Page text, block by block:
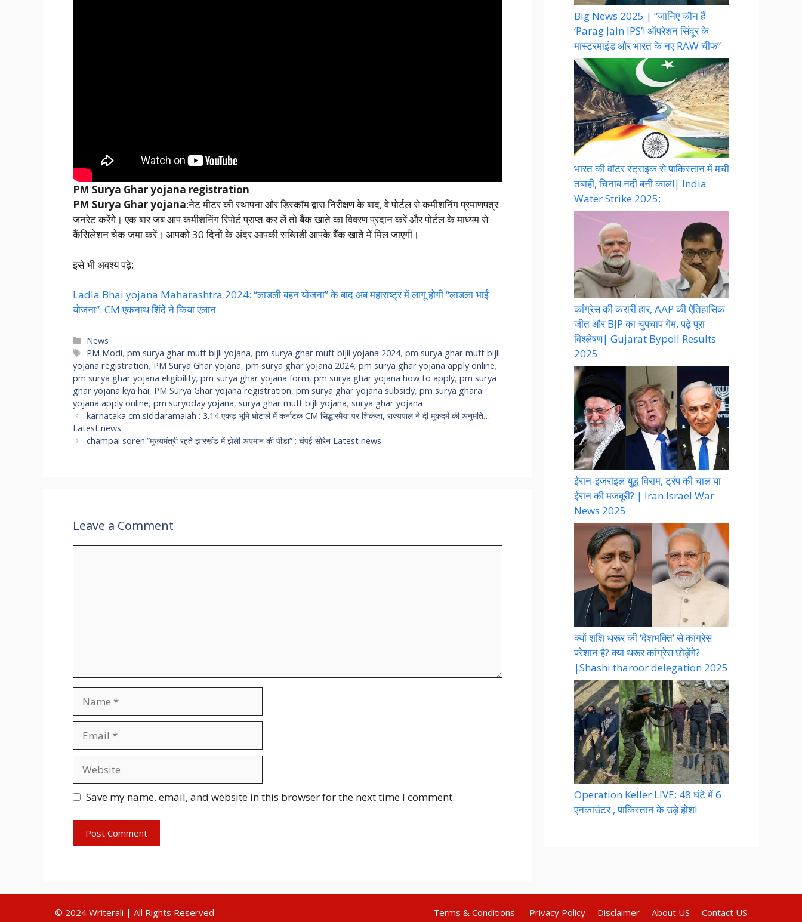
PM Surya Ghar yojana registration
PM Surya Ghar yojana:नेट मीटर की स्थापना और डिस्कॉम द्वारा निरीक्षण के बाद, वे पोर्टल से कमीशनिंग प्रमाणपत्र
जनरेट करेंगे। एक बार जब आप कमीशनिंग रिपोर्ट प्राप्त कर लें तो बैंक खाते का विवरण प्रदान करें और पोर्टल के माध्यम से
कैंसिलेशन चेक जमा करें। आपको 30 दिनों के अंदर आपकी सब्सिडी आपके बैंक खाते में मिल जाएगी।
इसे भी अवश्य पढ़े:
Ladla Bhai yojana Maharashtra 2024: “लाडली बहन योजना” के बाद अब महाराष्ट्र में लागू होगी “लाडला भाई
योजना”: CM एकनाथ शिंदे ने किया एलान
Categories
News
Tags
PM Modi,pm surya ghar muft bijli yojana,pm surya ghar muft bijli yojana 2024,pm surya ghar muft bijli
yojana registration, PM Surya Ghar yojana, pm surya ghar yojana 2024, pm surya ghar yojana apply online,
pm surya ghar yojana eligibility, pm surya ghar yojana form, pm surya ghar yojana how to apply, pm surya
ghar yojana kya hai, PM Surya Ghar yojana registration, pm surya ghar yojana subsidy, pm surya ghara
yojana apply online, pm suryoday yojana, surya ghar muft bijli yojana, surya ghar yojana
karnataka cm siddaramaiah : 3.14 एकड़ भूमि घोटाले में कर्नाटक CM सिद्धारमैया पर शिकंजा, राज्यपाल ने दी मुकदमे की अनुमति…
Latest news
champai soren:”मुख्यमंत्री रहते झारखंड में झेली अपमान की पीड़ा” : चंपई सोरेन Latest news
Leave a Comment
Save my name, email, and website in this browser for the next time I comment.
Big News 2025 | “जानिए कौन हैं
‘Parag Jain IPS’! ऑपरेशन सिंदूर के
मास्टरमाइंड और भारत के नए RAW चीफ”
भारत की वॉटर स्ट्राइक से पाकिस्तान में मची
तबाही, चिनाब नदी बनी काल!| India
Water Strike 2025:
कांग्रेस की करारी हार, AAP की ऐतिहासिक
जीत और BJP का चुपचाप गेम, पढ़े पूरा
विश्लेषण| Gujarat Bypoll Results
2025
ईरान-इजराइल युद्ध विराम, ट्रंप की चाल या
ईरान की मजबूरी? | Iran Israel War
News 2025
क्यों शशि थरूर की ‘देशभक्ति’ से कांग्रेस
परेशान है? क्या थरूर कांग्रेस छोड़ेंगे?
|Shashi tharoor delegation 2025
Operation Keller LIVE: 48 घंटे में 6
एनकाउंटर , पाकिस्तान के उड़े होश!
Terms & Conditions Privacy Policy Disclaimer About US Contact US
© 2024 Writerali | All Rights Reserved